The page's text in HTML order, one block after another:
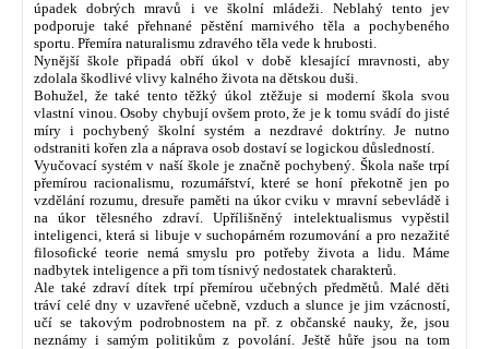
úpadek dobrých mravů i ve školní mládeži. Neblahý tento jev
podporuje také přehnané pěstění marnivého těla a pochybeného
sportu. Přemíra naturalismu zdravého těla vede k hrubosti.
Nynější škole připadá obří úkol v době klesající mravnosti, aby
zdolala škodlivé vlivy kalného života na dětskou duši.
Bohužel, že také tento těžký úkol ztěžuje si moderní škola svou
vlastní vinou. Osoby chybují ovšem proto, že je k tomu svádí do jisté
míry i pochybený školní systém a nezdravé doktríny. Je nutno
odstraniti kořen zla a náprava osob dostaví se logickou důsledností.
Vyučovací systém v naší škole je značně pochybený. Škola naše trpí
přemírou racionalismu, rozumářství, které se honí překotně jen po
vzdělání rozumu, dresuře paměti na úkor cviku v mravní sebevládě i
na úkor tělesného zdraví. Upřílišněný intelektualismus vypěstil
inteligenci, která si libuje v suchopárném rozumování a pro nezažité
filosofické teorie nemá smyslu pro potřeby života a lidu. Máme
nadbytek inteligence a při tom tísnivý nedostatek charakterů.
Ale také zdraví dítek trpí přemírou učebných předmětů. Malé děti
tráví celé dny v uzavřené učebně, vzduch a slunce je jim vzácností,
učí se takovým podrobnostem na př. z občanské nauky, že, jsou
neznámy i samým politikům z povolání. Ještě hůře jsou na tom